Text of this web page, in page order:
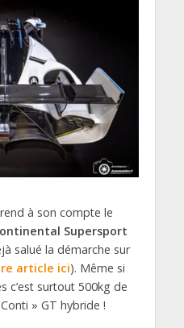
à son compte le
Supersport
salué la démarche sur
article ici). Même si
c’est surtout 500kg de
» GT hybride !